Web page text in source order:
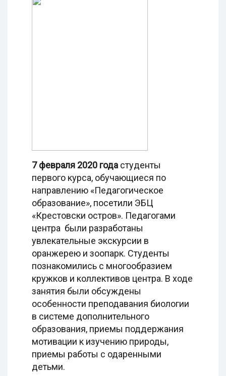
7 февраля 2020 года студенты
первого курса, обучающиеся по
направлению «Педагогическое
образование», посетили ЭБЦ
«Крестовски остров». Педагогами
центра были разработаны
увлекательные экскурсии в
оранжерею и зоопарк. Студенты
познакомились с многообразием
кружков и коллективов центра. В ходе
занятия были обсуждены
особенности преподавания биологии
в системе дополнительного
образования, приемы поддержания
мотивации к изучению природы,
приемы работы с одаренными
детьми.